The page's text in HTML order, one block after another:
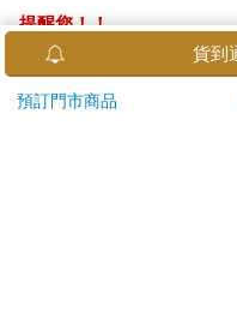
提醒您！！
金石堂及銀行均不會請您
ATM提款機，請不要聽從
貨到
預訂門市商品